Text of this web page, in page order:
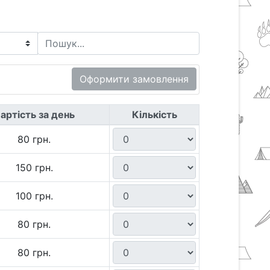
Оформити замовлення
за день Кількість
80 грн.
150 грн.
100 грн.
80 грн.
80 грн.